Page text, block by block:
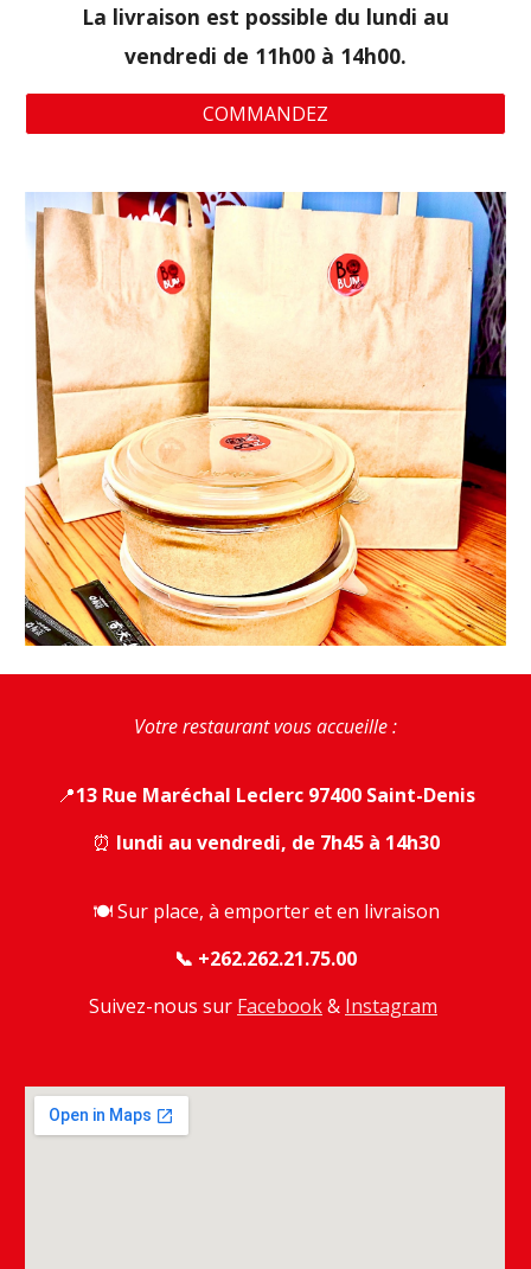
La livraison est possible du lundi au
vendredi de 11h00 à 14h00.
COMMANDEZ
Votre restaurant vous accueille :
📍13 Rue Maréchal Leclerc 97400 Saint-Denis
⏰ lundi au vendredi, de 7h45 à 14h30
🍽️Sur place, à emporter et en livraison
📞 +262.262.21.75.00
Suivez-nous sur Facebook& Instagram